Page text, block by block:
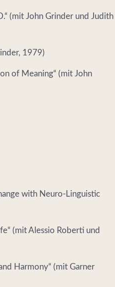
(mit John Grinder und Judith
1979)
of Meaning“ (mit John
with Neuro-Linguistic
(mit Alessio Roberti und
Harmony“ (mit Garner